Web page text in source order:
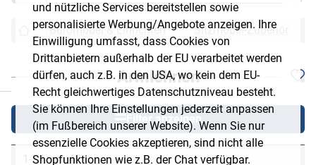
und nützliche Services bereitstellen sowie
personalisierte Werbung/Angebote anzeigen. Ihre
Einwilligung umfasst, dass Cookies von
Drittanbietern außerhalb der EU verarbeitet werden
dürfen, auch z.B. in den USA, wo kein dem EU-
Recht gleichwertiges Datenschutzniveau besteht.
Sie können Ihre Einstellungen jederzeit anpassen
(im Fußbereich unserer Website). Wenn Sie nur
essenzielle Cookies akzeptieren, sind nicht alle
Shopfunktionen wie z.B. der Chat verfügbar.
Büromöbel & Einrichten Sitzmöbel-Zubehör
Armlehnen
Filter anzeigen
1-24 von 42